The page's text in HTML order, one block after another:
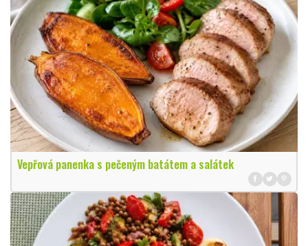
Vepřová panenka s pečeným batátem a salátek